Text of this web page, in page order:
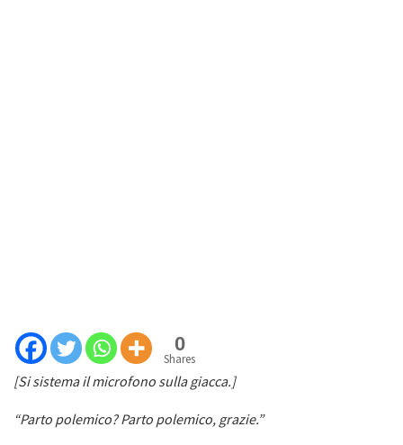
0
Shares
[Si sistema il microfono sulla giacca.]
“Parto polemico? Parto polemico, grazie.”